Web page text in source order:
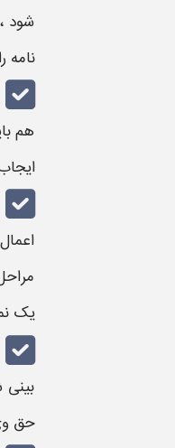
شود
نامه را
هم
اعمال
یک
حق